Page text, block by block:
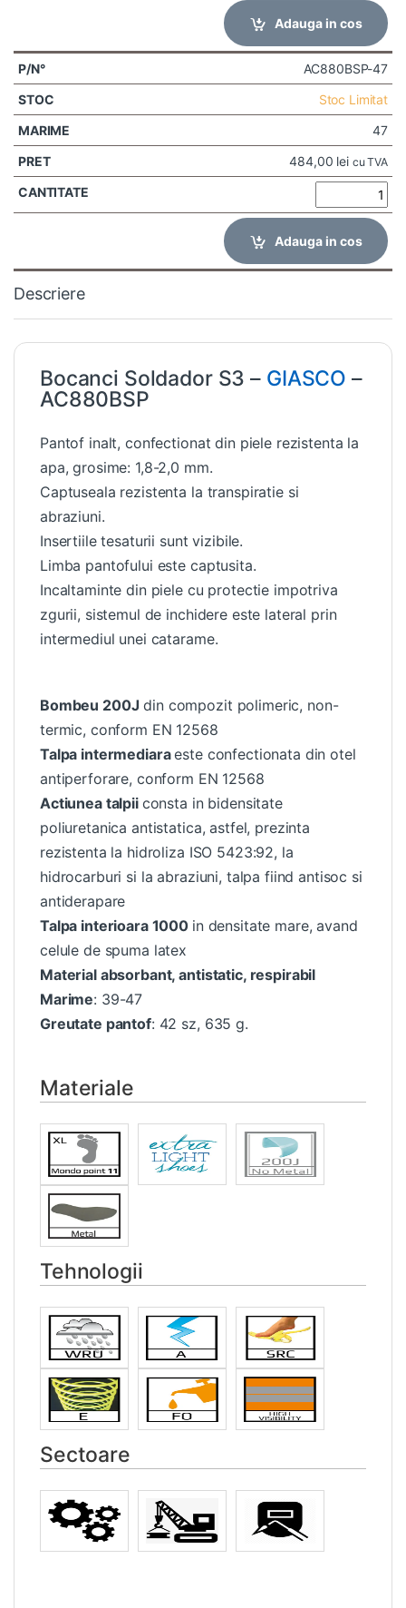
Adauga in cos
AC880BSP-47
Stoc Limitat
47
484,00 lei cu TVA
Adauga in cos
Descriere
Bocanci Soldador S3 – GIASCO –
AC880BSP
Pantof inalt, confectionat din piele rezistenta la
apa, grosime: 1,8-2,0 mm.
Captuseala rezistenta la transpiratie si
abraziuni.
Insertiile tesaturii sunt vizibile.
Limba pantofului este captusita.
Incaltaminte din piele cu protectie impotriva
zgurii, sistemul de inchidere este lateral prin
intermediul unei catarame.
Bombeu 200J din compozit polimeric, non-
termic, conform EN 12568
Talpa intermediaraeste confectionata din otel
antiperforare, conform EN 12568
Actiunea talpii consta in bidensitate
poliuretanica antistatica, astfel, prezinta
rezistenta la hidroliza ISO 5423:92, la
hidrocarburi si la abraziuni, talpa fiind antisoc si
antiderapare
Talpa interioara 1000 in densitate mare, avand
celule de spuma latex
Material absorbant, antistatic, respirabil
Marime: 39-47
Greutate pantof: 42 sz, 635 g.
Materiale
Tehnologii
Sectoare